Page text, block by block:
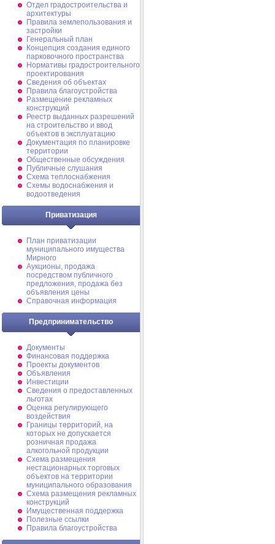
Отдел градостроительства и
архитектуры
Правила землепользования и
застройки
Генеральный план
Концепция создания единого
парковочного пространства
Нормативы градостроительного
проектирования
Сведения об объектах
Правила благоустройства
Размещение рекламных
конструкций
Реестр выданных разрешений
на строительство и ввод
объектов в эксплуатацию
Документация по планировке
территории
Общественные обсуждения
Публичные слушания
Схема теплоснабжения
Схемы водоснабжения и
водоотведения
Приватизация
План приватизации
муниципального имущества
Мирного
Аукционы, продажа
посредством публичного
предложения, продажа без
объявления цены
Справочная информация
Предпринимательство
Документы
Финансовая поддержка
Проекты документов
Объявления
Инвестиции
Сведения о предоставленных
льготах
Оценка регулирующего
воздействия
Границы территорий, на
которых не допускается
розничная продажа
алкогольной продукции
Схема размещения
нестационарных торговых
объектов на территории
муниципального образования
Схема размещения рекламных
конструкций
Имущественная поддержка
Полезные ссылки
Правила благоустройства